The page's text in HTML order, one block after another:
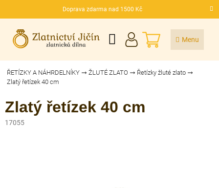
Doprava zdarma nad 1500 Kč
CZK
NÁKUPNÍ
KOŠÍK
ŘETÍZKY A NÁHRDELNÍKY ŽLUTÉ ZLATO
Řetízky žluté zlato
Zlatý řetízek 40 cm
Zlatý řetízek 40 cm
17055